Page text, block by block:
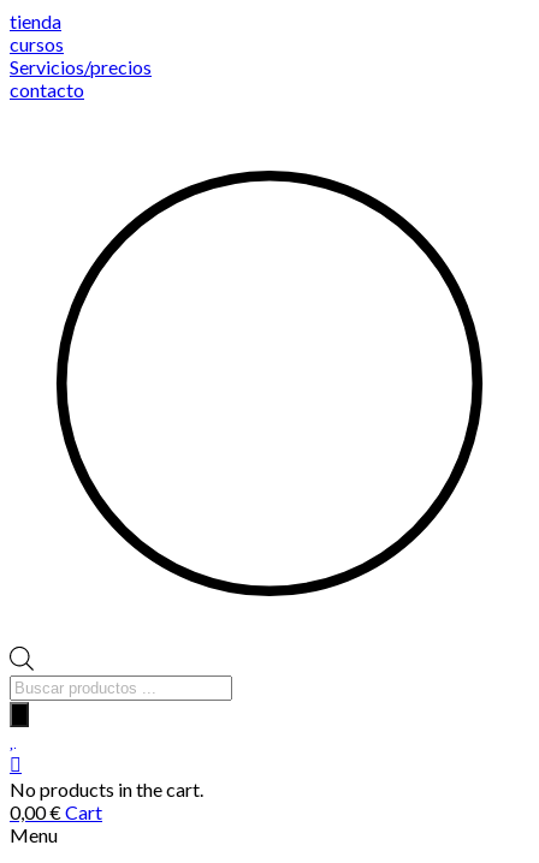
Saltar
al
contenido
tienda
cursos
Servicios/precios
contacto
Búsqueda
de
productos
No products in the cart.
0,00€Cart
Menu